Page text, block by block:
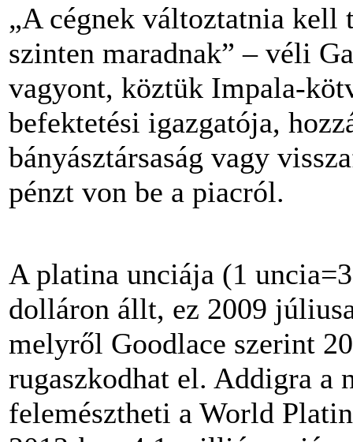
„A cégnek változtatnia kell
szinten maradnak” – véli
vagyont, köztük Impala-
befektetési igazgatója,
bányásztársaság vagy
pénzt von be a piacról.
A platina unciája (1
dolláron állt, ez 2009
melyről Goodlace szerint
rugaszkodhat el. Addigra a
felemésztheti a World